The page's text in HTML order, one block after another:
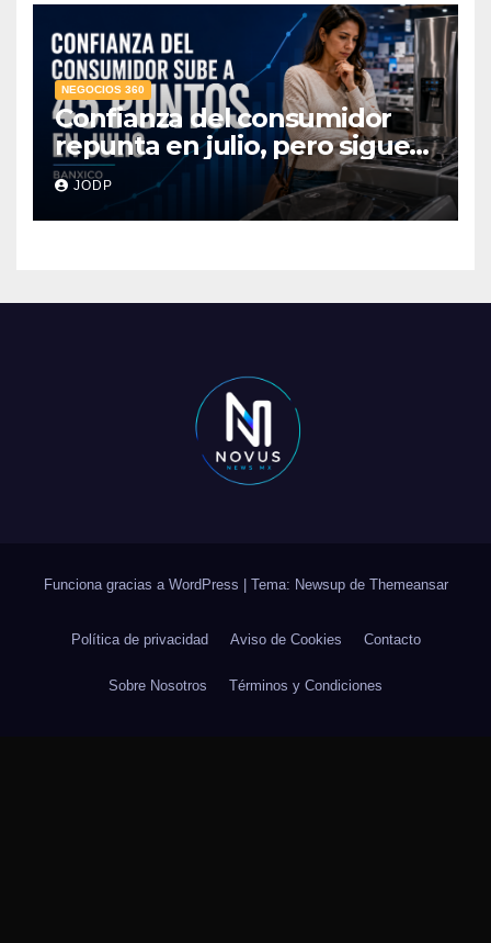
NEGOCIOS 360
Confianza del consumidor
repunta en julio, pero sigue
por debajo de 2025: Banxico
JODP
Funciona gracias a WordPress Tema: Newsup de Themeansar
Política de privacidad Aviso de Cookies Contacto
Sobre Nosotros Términos y Condiciones